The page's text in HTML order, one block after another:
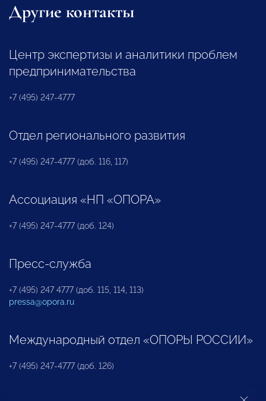
Другие контакты
Центр экспертизы и аналитики проблем
предпринимательства
+7 (495) 247-4777
Отдел регионального развития
+7 (495) 247-4777 (доб. 116, 117)
Ассоциация «НП «ОПОРА»
+7 (495) 247-4777 (доб. 124)
Пресс-служба
+7 (495) 247 4777 (доб. 115, 114, 113)
pressa@opora.ru
Международный отдел «ОПОРЫ РОССИИ»
+7 (495) 247-4777 (доб. 126)